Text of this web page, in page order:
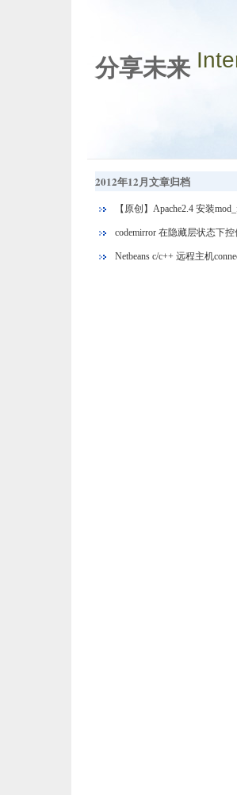
分享未来
2012年12月文章归档
【原创】Apache2.4 安装
codemirror 在隐藏层状态下
Netbeans c/c++ 远程主机